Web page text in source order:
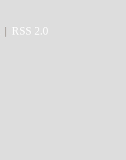
| RSS 2.0